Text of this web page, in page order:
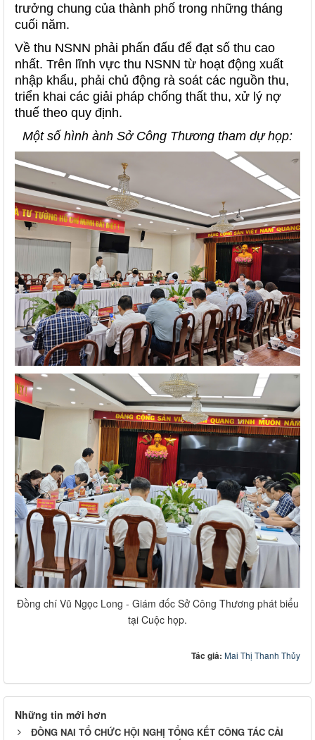
trưởng chung của thành phố trong những tháng
cuối năm.
Về thu NSNN phải phấn đấu để đạt số thu cao
nhất. Trên lĩnh vực thu NSNN từ hoạt động xuất
nhập khẩu, phải chủ động rà soát các nguồn thu,
triển khai các giải pháp chống thất thu, xử lý nợ
thuế theo quy định.
Một số hình ành Sở Công Thương tham dự họp:
Đồng chí Vũ Ngọc Long - Giám đốc Sở Công Thương phát biểu
tại Cuộc họp.
Tác giả: Mai Thị Thanh Thủy
Những tin mới hơn
ĐỒNG NAI TỔ CHỨC HỘI NGHỊ TỔNG KẾT CÔNG TÁC CẢI